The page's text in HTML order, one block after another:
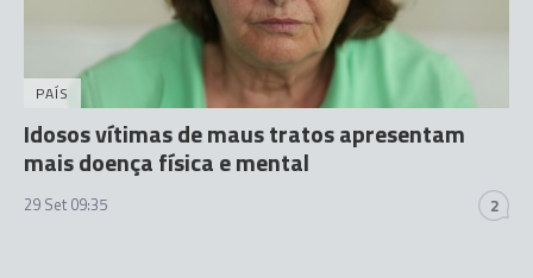
PAÍS
Idosos vítimas de maus tratos apresentam
mais doença física e mental
29 Set 09:35 2